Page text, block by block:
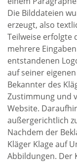
Die Bilddateien
erzeugt, also
Teilweise erfolgte
mehrere
entstandenen
auf seiner
Bekannter des
Zustimmung und
Website.
außergerichtlich
Nachdem der
Kläger Klage auf
Abbildungen. Der